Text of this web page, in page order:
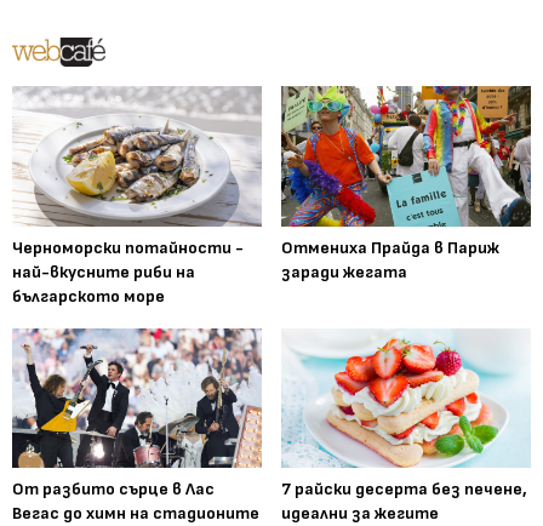
Черноморски потайности -
най-вкусните риби на
българското море
Отмениха Прайда в Париж
заради жегата
От разбито сърце в Лас
Вегас до химн на стадионите
7 райски десерта без печене,
идеални за жегите